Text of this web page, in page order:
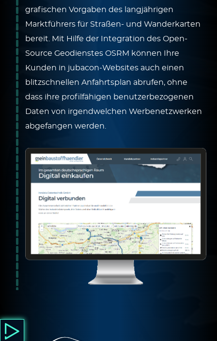
grafischen Vorgaben des langjährigen
Marktführers für Straßen- und Wanderkarten
bereit. Mit Hilfe der Integration des Open-
Source Geodienstes OSRM können Ihre
Kunden in jubacon-Websites auch einen
blitzschnellen Anfahrtsplan abrufen, ohne
dass ihre profilfähigen benutzerbezogenen
Daten von irgendwelchen Werbenetzwerken
abgefangen werden.